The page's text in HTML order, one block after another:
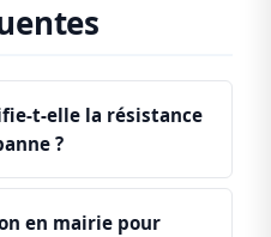
t-elle la résistance
?
en mairie pour